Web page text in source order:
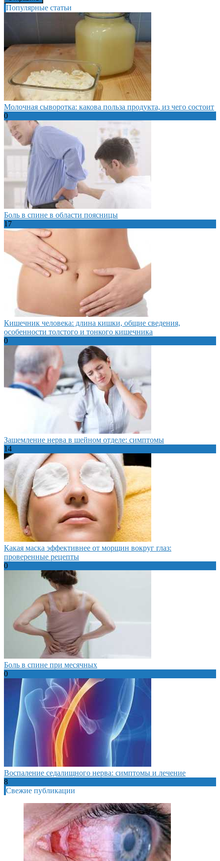
Популярные статьи
Молочная сыворотка: какова польза продукта, из чего состоит
0
Боль в спине в области поясницы
17
Кишечник человека: длина кишки, общие сведения,
особенности толстого и тонкого кишечника
0
Защемление нерва в шейном отделе: симптомы
14
Какая маска эффективнее от морщин вокруг глаз:
проверенные рецепты
0
Боль в спине при месячных
0
Воспаление седалищного нерва: симптомы и лечение
8
Свежие публикации